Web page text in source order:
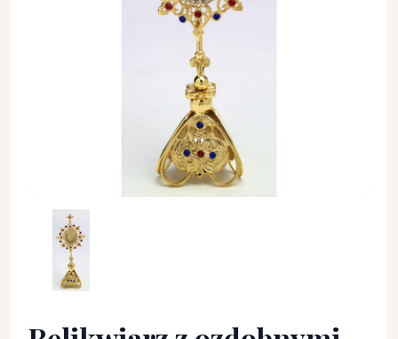
Relikwiarz z ozdobnymi kamieniami - 25 cm -